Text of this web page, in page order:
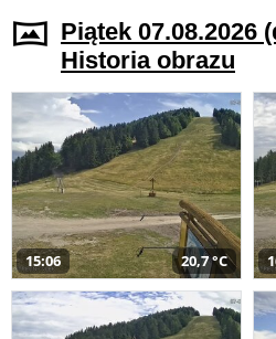
Piątek 07.08.2026
Historia obrazu
15:06 20,7 °C